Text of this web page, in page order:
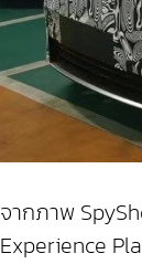
จากภาพ
Experience